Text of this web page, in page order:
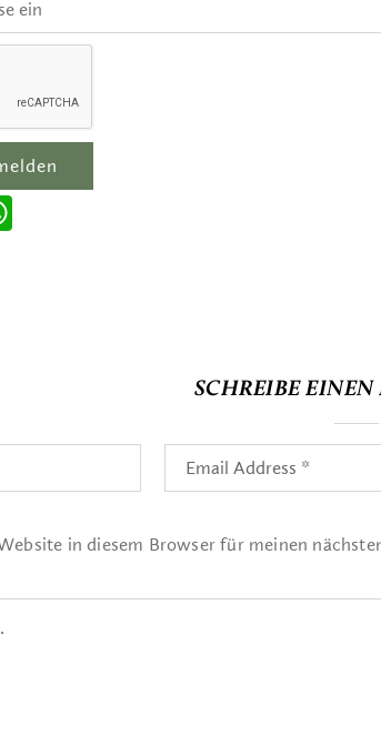
SCHREIBE
in diesem Browser für meinen